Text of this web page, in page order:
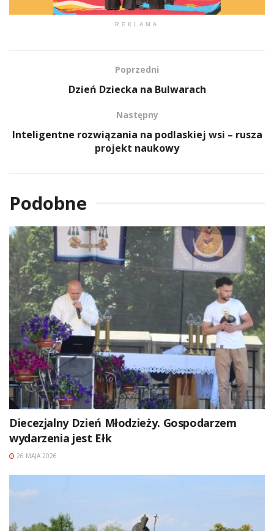
REKLAMA
Poprzedni
Dzień Dziecka na Bulwarach
Następny
Inteligentne rozwiązania na podlaskiej wsi – rusza
projekt naukowy
Podobne
Diecezjalny Dzień Młodzieży. Gospodarzem
wydarzenia jest Ełk
26 MAJA 2026